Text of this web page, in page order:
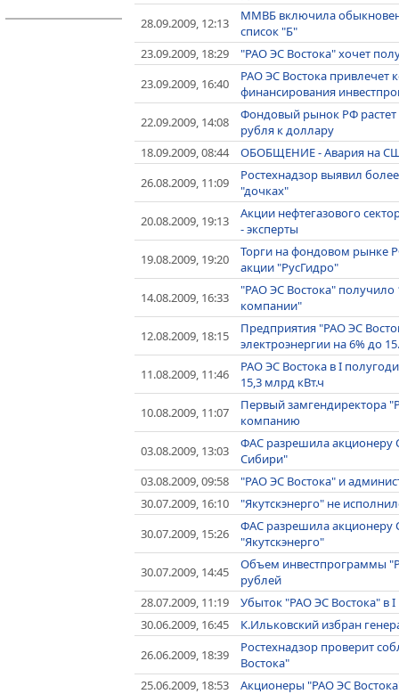
28.09.2009, 12:13
ММВБ включила
список "Б"
23.09.2009, 18:29
"РАО ЭС Востока" хочет
23.09.2009, 16:40
РАО ЭС Востока привлечет
финансирования
22.09.2009, 14:08
Фондовый рынок РФ растет
рубля к доллару
18.09.2009, 08:44
ОБОБЩЕНИЕ - Авария на
26.08.2009, 11:09
Ростехнадзор выявил
"дочках"
20.08.2009, 19:13
Акции нефтегазового
- эксперты
19.08.2009, 19:20
Торги на фондовом рынке
акции "РусГидро"
14.08.2009, 16:33
"РАО ЭС Востока" получило
компании"
12.08.2009, 18:15
Предприятия "РАО ЭС
электроэнергии на 6% до
11.08.2009, 11:46
РАО ЭС Востока в I
15,3 млрд кВт.ч
10.08.2009, 11:07
Первый замгендиректора
компанию
03.08.2009, 13:03
ФАС разрешила акционеру
Сибири"
03.08.2009, 09:58
"РАО ЭС Востока" и
30.07.2009, 16:10
"Якутскэнерго" не
30.07.2009, 15:26
ФАС разрешила акционеру
"Якутскэнерго"
30.07.2009, 14:45
Объем инвестпрограммы
рублей
28.07.2009, 11:19
Убыток "РАО ЭС Востока" в
30.06.2009, 16:45
К.Ильковский избран
26.06.2009, 18:39
Ростехнадзор проверит
Востока"
25.06.2009, 18:53
Акционеры "РАО ЭС